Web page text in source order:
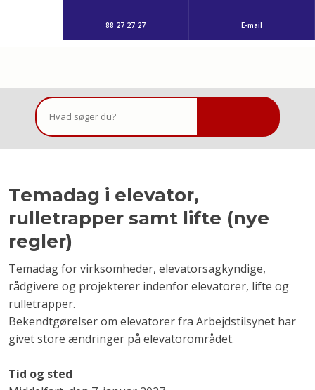
88 27 27 27 E-mail
Temadag i elevator,
rulletrapper samt lifte (nye
regler)
Temadag for virksomheder, elevatorsagkyndige,
rådgivere og projekterer indenfor elevatorer, lifte og
rulletrapper.
Bekendtgørelser om elevatorer fra Arbejdstilsynet har
givet store ændringer på elevatorområdet.
Tid og sted